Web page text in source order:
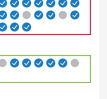
PSS S
ZH
Centre M-E
AG
PLR RL
ZH